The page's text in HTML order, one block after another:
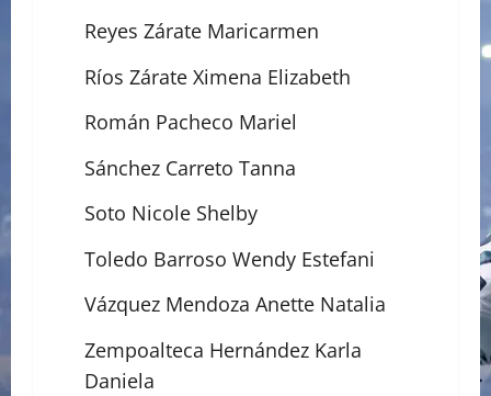
Reyes Zárate Maricarmen
Ríos Zárate Ximena Elizabeth
Román Pacheco Mariel
Sánchez Carreto Tanna
Soto Nicole Shelby
Toledo Barroso Wendy Estefani
Vázquez Mendoza Anette Natalia
Zempoalteca Hernández Karla
Daniela